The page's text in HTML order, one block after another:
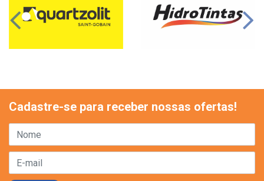
Cadastre-se para receber nossas ofertas!